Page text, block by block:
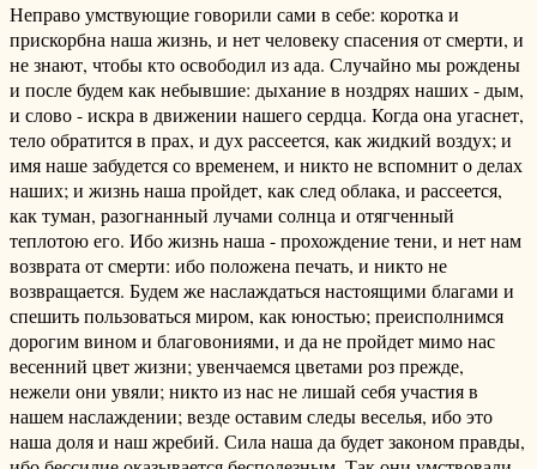
Неправо умствующие говорили сами в себе: коротка и
прискорбна наша жизнь, и нет человеку спасения от смерти, и
не знают, чтобы кто освободил из ада. Случайно мы рождены
и после будем как небывшие: дыхание в ноздрях наших - дым,
и слово - искра в движении нашего сердца. Когда она угаснет,
тело обратится в прах, и дух рассеется, как жидкий воздух; и
имя наше забудется со временем, и никто не вспомнит о делах
наших; и жизнь наша пройдет, как след облака, и рассеется,
как туман, разогнанный лучами солнца и отягченный
теплотою его. Ибо жизнь наша - прохождение тени, и нет нам
возврата от смерти: ибо положена печать, и никто не
возвращается. Будем же наслаждаться настоящими благами и
спешить пользоваться миром, как юностью; преисполнимся
дорогим вином и благовониями, и да не пройдет мимо нас
весенний цвет жизни; увенчаемся цветами роз прежде,
нежели они увяли; никто из нас не лишай себя участия в
нашем наслаждении; везде оставим следы веселья, ибо это
наша доля и наш жребий. Сила наша да будет законом правды,